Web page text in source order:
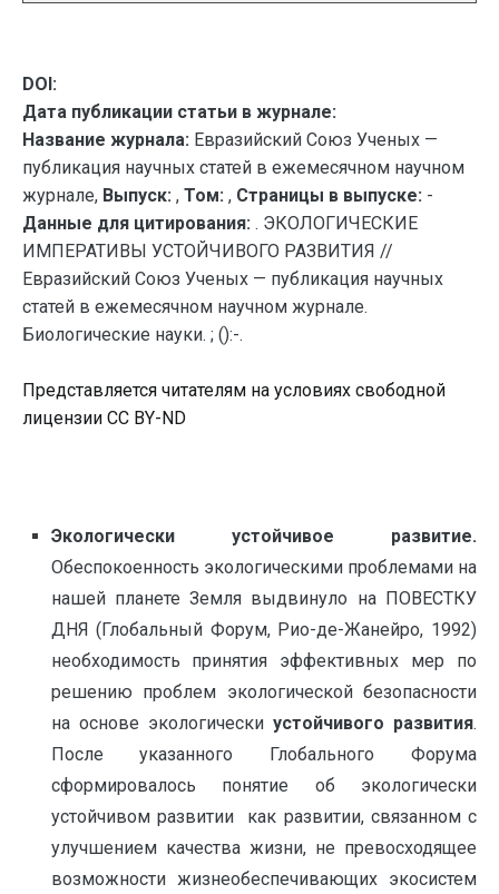
DOI:
Дата публикации статьи в журнале:
Название журнала: Евразийский Союз Ученых —
публикация научных статей в ежемесячном научном
журнале, Выпуск: , Том: , Страницы в выпуске: -
Данные для цитирования: . ЭКОЛОГИЧЕСКИЕ
ИМПЕРАТИВЫ УСТОЙЧИВОГО РАЗВИТИЯ //
Евразийский Союз Ученых — публикация научных
статей в ежемесячном научном журнале.
Биологические науки. ; ():-.
Представляется читателям на условиях свободной
лицензии CC BY-ND
Экологически устойчивое развитие.
Обеспокоенность экологическими проблемами на
нашей планете Земля выдвинуло на ПОВЕСТКУ
ДНЯ (Глобальный Форум, Рио-де-Жанейро, 1992)
необходимость принятия эффективных мер по
решению проблем экологической безопасности
на основе экологически устойчивого развития.
После указанного Глобального Форума
сформировалось понятие об экологически
устойчивом развитии как развитии, связанном с
улучшением качества жизни, не превосходящее
возможности жизнеобеспечивающих экосистем